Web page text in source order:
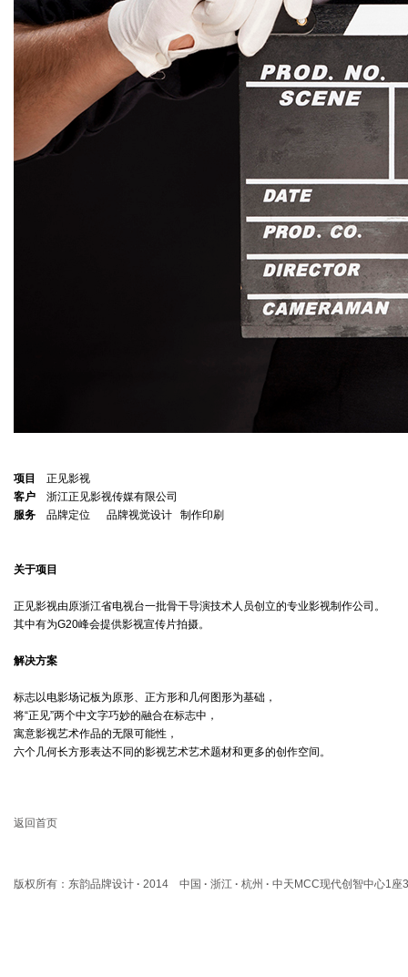
项目
正见影视
客户 浙江正见影视传媒有限公司
服务 品牌定位 品牌视觉设计 制作印刷
关于项目
正见影视由原浙江省电视台一批骨干导演技术人员创立的专业影视制作公司。
其中有为G20峰会提供影视宣传片拍摄。
解决方案
标志以电影场记板为原形、正方形和几何图形为基础，
将“正见”两个中文字巧妙的融合在标志中，
寓意影视艺术作品的无限可能性，
六个几何长方形表达不同的影视艺术艺术题材和更多的创作空间。
返回首页
版权所有：东韵品牌设计 · 2014 中国 · 浙江 · 杭州 · 中天MCC现代创智中心1